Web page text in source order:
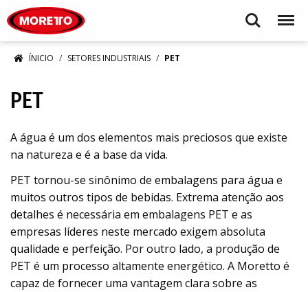
Search Menu
ÍNICIO SETORES INDUSTRIAIS PET
PET
A água é um dos elementos mais preciosos que existe
na natureza e é a base da vida.
PET tornou-se sinônimo de embalagens para água e
muitos outros tipos de bebidas. Extrema atenção aos
detalhes é necessária em embalagens PET e as
empresas líderes neste mercado exigem absoluta
qualidade e perfeição. Por outro lado, a produção de
PET é um processo altamente energético. A Moretto é
capaz de fornecer uma vantagem clara sobre as